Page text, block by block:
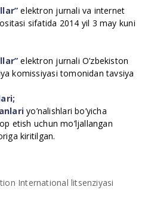
elektron jurnali va internet
sifatida 2014 yil 3 may kuni
elektron jurnali O’zbekiston
komissiyasi tomonidan tavsiya
yo’nalishlari bo’yicha
etish uchun mo’ljallangan
kiritilgan.
International litsenziyasi